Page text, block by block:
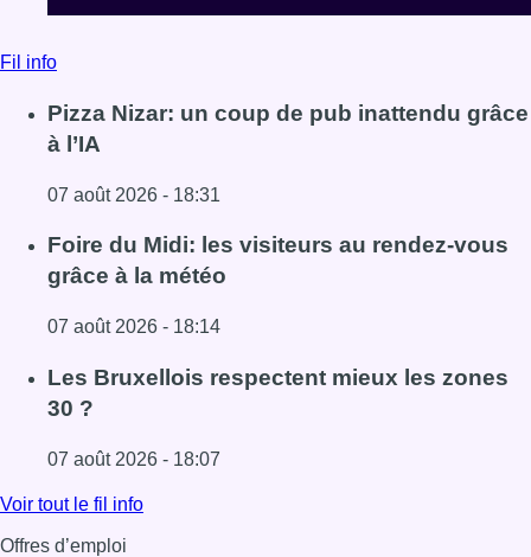
Fil info
Pizza Nizar: un coup de pub inattendu grâce
à l’IA
07 août 2026 - 18:31
Lire l'article Pizza Nizar: un coup de pub inattendu grâce
Foire du Midi: les visiteurs au rendez-vous
grâce à la météo
07 août 2026 - 18:14
Lire l'article Foire du Midi: les visiteurs au rendez-vous
Les Bruxellois respectent mieux les zones
30 ?
07 août 2026 - 18:07
Lire l'article Les Bruxellois respectent mieux les zones 30
Voir tout le fil info
Offres d’emploi